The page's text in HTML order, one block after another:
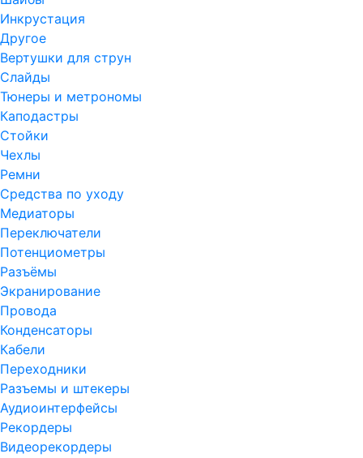
Инкрустация
Другое
Вертушки для струн
Слайды
Тюнеры и метрономы
Каподастры
Стойки
Чехлы
Ремни
Средства по уходу
Медиаторы
Переключатели
Потенциометры
Разъёмы
Экранирование
Провода
Конденсаторы
Кабели
Переходники
Разъемы и штекеры
Аудиоинтерфейсы
Рекордеры
Видеорекордеры